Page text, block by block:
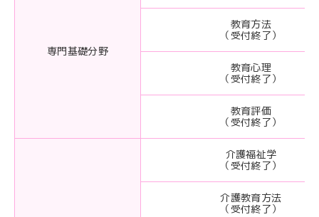
専門基礎分野
教育方法
（受付終了）
教育心理
（受付終了）
教育評価
（受付終了）
介護福祉学
（受付終了）
介護教育方法
（受付終了）